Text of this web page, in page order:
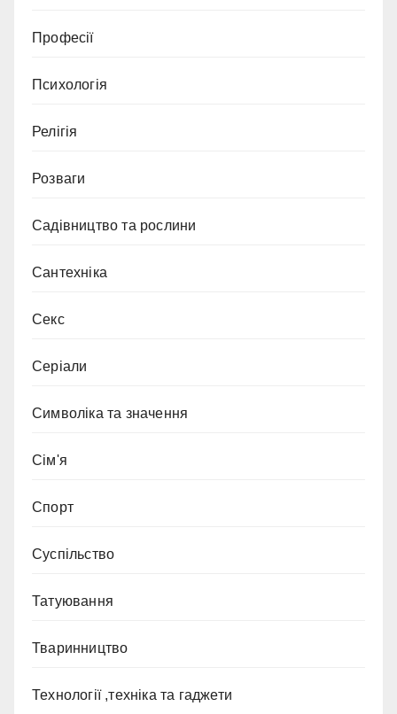
Професії
Психологія
Релігія
Розваги
Садівництво та рослини
Сантехніка
Секс
Серіали
Символіка та значення
Сім'я
Спорт
Суспільство
Татуювання
Тваринництво
Технології ,техніка та гаджети